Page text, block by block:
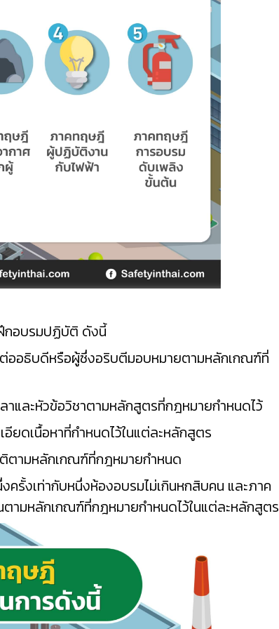
กอบรมปฏิบัติ ดังนี้
ออธิบดีหรือผู้ซึ่งอริบตีมอบหมายตามหลักเกณฑ์ที่
าและหัวข้อวิชาตามหลักสูตรที่กฎหมายกำหนดไว้
ยดเนื้อหาที่กำหนดไว้ในแต่ละหลักสูตร
ตามหลักเกณฑ์ที่กฎหมายกำหนด
รั้งเท่ากับหนึ่งห้องอบรมไม่เกินหกสิบคน และภาค
ามหลักเกณฑ์ที่กฎหมายกำหนดไว้ในแต่ละหลักสูตร